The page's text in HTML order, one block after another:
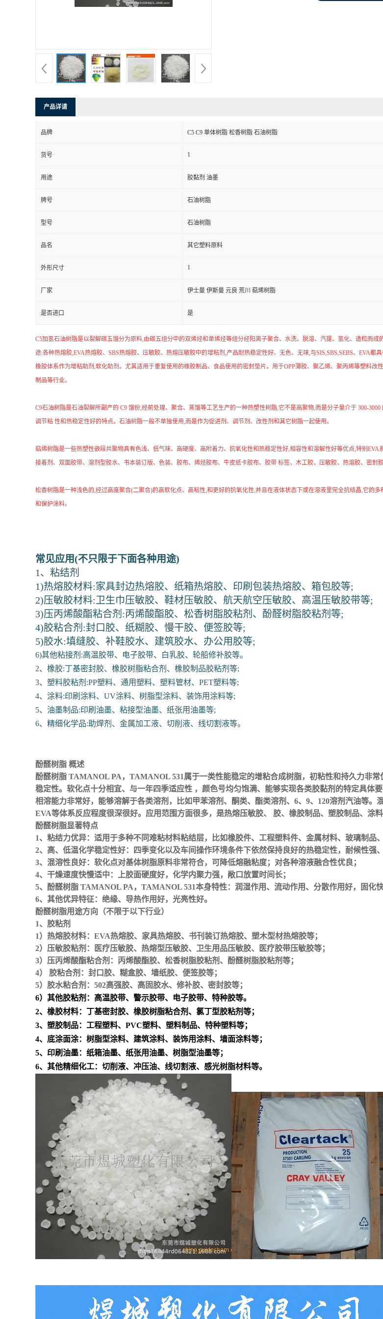
产品详请
品牌 C5 C9 单体树脂 松香树脂 石油树脂
货号 1
用途 胶黏剂 油墨
牌号 石油树脂
型号 石油树脂
品名 其它塑料原料
外形尺寸 1
厂家 伊士曼 伊斯曼 元良 荒川 萜烯树脂
是否进口 是
C5加氢石油树脂是以裂解碳五馏分为原料,由碳五组分中的双烯烃和单烯烃等组分经阳离子聚合、水洗、脱溶、汽提、氢化、造粒而
途:各种热熔胶,EVA热熔胶、SBS热熔胶、压敏胶、热熔压敏胶中的增粘剂,产品耐热稳定性好、无色、无味,与SIS,SBS,SEBS、EVA
橡胶体系作为增粘助剂,软化助剂。尤其适用于重复使用的橡胶制品、食品使用的密封垫片。用于OPP薄胶、聚乙烯、聚丙烯等塑料
制品等行业。
C9石油树脂是石油裂解所副产的 C9 馏份,经前处理、聚合、蒸馏等工艺生产的一种热塑性树脂,它不是高聚物,而是分子量介于 300-
调节粘 性和热稳定性好的特点。石油树脂一般不单独使用,而是作为促进剂、调节剂、改性剂和其它树脂一起使用。
萜烯树脂是一些热塑性嵌段共聚物具有色浅、低气味、高硬度、高附着力、抗氧化性和热稳定性好,相容性和溶解性好等优点,特别
接着剂、双面胶带、溶剂型胶水、书本装订版、色装、胶布、烯烃胶布、牛皮纸卡胶布、胶带 标签、木工胶、压敏胶、热溶胶、密封
松香树脂是一种浅色的,经过高度聚合(二聚合)的高软化点、高粘性,和更好的抗氧化性,并且在液体状态下或在溶液里完全抗结晶,它的
和保护涂料。
常见应用(不只限于下面各种用途)
1、粘结剂
1)热熔胶材料:家具封边热熔胶、纸箱热熔胶、印刷包装热熔胶、箱包胶等;
2)压敏胶材料:卫生巾压敏胶、鞋材压敏胶、航天航空压敏胶、高温压敏胶带等;
3)压丙烯酸酯粘合剂:丙烯酸酯胶、松香树脂胶粘剂、酚醛树脂胶粘剂等;
4)胶粘合剂:封口胶、纸糊胶、慢干胶、便签胶等;
5)胶水:填缝胶、补鞋胶水、建筑胶水、办公用胶等;
6)其他粘接剂:高温胶带、电子胶带、白乳胶、轮船修补胶等。
2、橡胶:丁基密封胶、橡胶树脂粘合剂、橡胶制品胶粘剂等;
3、塑料胶粘剂:PP塑料、通用塑料、塑料管材、PET塑料等;
4、涂料:印刷涂料、UV涂料、树脂型涂料、装饰用涂料等;
5、油墨制品:印刷油墨、粘接型油墨、纸张用油墨等;
6、精细化学品:助焊剂、金属加工液、切削液、线切割液等。
酚醛树脂 概述
酚醛树脂 TAMANOL PA，TAMANOL 531属于一类性能稳定的增粘合成树脂，初粘性和持久力非
稳定性。软化点十分相宜、与一年四季适应性 ，颜色号均匀饱满、能够实现各类胶黏剂的特定具体
相溶能力非常好，能够溶解于各类溶剂，比如甲苯溶剂、酮类、酯类溶剂、6、9、120溶剂汽油等。
EVA等体系反应程度很深很好。应用范围方面很多，是热熔压敏胶、 胶、橡胶制品、塑胶制品、涂
酚醛树脂显著特点
1、 粘结力优异：适用于多种不同难粘材料粘结层，比如橡胶件、工程塑料件、金属材料、玻璃制品
2、 高、低温化学稳定性好：四季变化以及车间操作环境条件下依然保持良好的热稳定性，耐候性强
3、 混溶性良好：软化点对基体树脂原料非常符合，可降低熔融粘度；对各种溶液融合性优良；
4、 干燥速度快慢适中 ：上胶面硬度好，化学内聚力强，敞口放置时间长；
5、酚醛树脂 TAMANOL PA，TAMANOL 531本身特性：润湿作用、流动作用、分散作用好，固化快
6、 其他优异特征：绝缘、导热作用好，光亮性好。
酚醛树脂用途方向（不限于以下行业）
1、胶粘剂
1）热熔胶材料：EVA热熔胶、家具热熔胶、书刊装订热熔胶、塑木型材热熔胶等；
2）压敏胶粘剂：医疗压敏胶、热熔型压敏胶、卫生用品压敏胶、医疗胶带压敏胶等；
3）压丙烯酸酯粘合剂：丙烯酸酯胶、松香树脂胶粘剂、酚醛树脂胶粘剂等；
4） 胶粘合剂：封口胶、糊盒胶、墙纸胶、便签胶等；
5）胶水粘合剂：502高强胶、高固胶水、修补胶、密封胶等；
6）其他胶粘剂：高温胶带、警示胶带、电子胶带、特种胶等。
2、橡胶材料：丁基密封胶、橡胶树脂粘合剂、氯丁型胶粘剂等；
3、塑胶制品：工程塑料、PVC塑料、塑料制品、特种塑料等；
4、底涂面涂：树脂型涂料、建筑涂料、装饰用涂料、墙面涂料等；
5、印刷油墨：纸箱油墨、纸张用油墨、树脂型油墨等；
6、其他精细化工：切削液、冲压油、线切割液、感光树脂材料等。